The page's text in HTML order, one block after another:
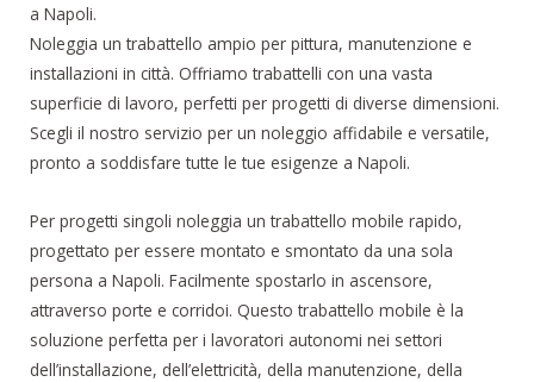
a Napoli.
Noleggia un trabattello ampio per pittura, manutenzione e
installazioni in città. Offriamo trabattelli con una vasta
superficie di lavoro, perfetti per progetti di diverse dimensioni.
Scegli il nostro servizio per un noleggio affidabile e versatile,
pronto a soddisfare tutte le tue esigenze a Napoli.
Per progetti singoli noleggia un trabattello mobile rapido,
progettato per essere montato e smontato da una sola
persona a Napoli. Facilmente spostarlo in ascensore,
attraverso porte e corridoi. Questo trabattello mobile è la
soluzione perfetta per i lavoratori autonomi nei settori
dell’installazione, dell’elettricità, della manutenzione, della